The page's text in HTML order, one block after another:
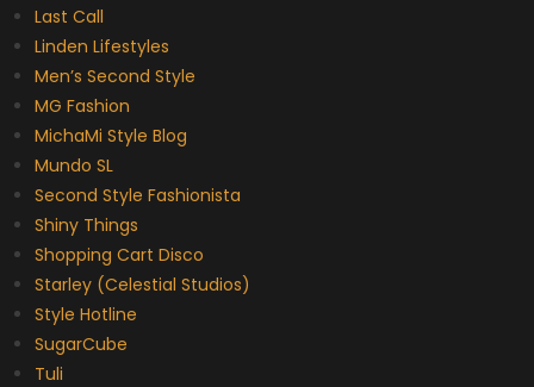
Last Call
Linden Lifestyles
Men’s Second Style
MG Fashion
MichaMi Style Blog
Mundo SL
Second Style Fashionista
Shiny Things
Shopping Cart Disco
Starley (Celestial Studios)
Style Hotline
SugarCube
Tuli